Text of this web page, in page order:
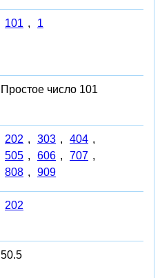
101 , 1
Простое число 101
202 , 303 , 404 ,
505 , 606 , 707 ,
808 , 909
202
50.5